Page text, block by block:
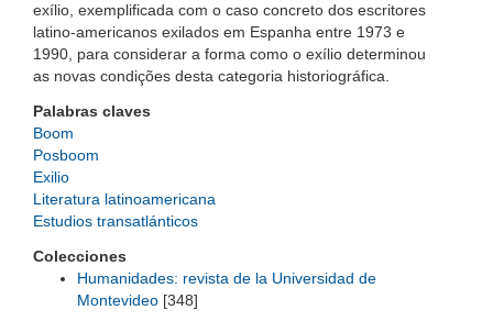
exílio, exemplificada com o caso concreto dos escritores
latino-americanos exilados em Espanha entre 1973 e
1990, para considerar a forma como o exílio determinou
as novas condições desta categoria historiográfica.
Palabras claves
Boom
Posboom
Exilio
Literatura latinoamericana
Estudios transatlánticos
Colecciones
Humanidades: revista de la Universidad de
Montevideo [348]